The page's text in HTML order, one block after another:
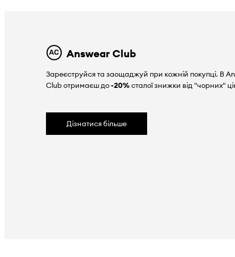
Answear Club
Зареєструйся та заощаджуй при кожній покупці. В
Club отримаєш до-20%сталої знижки від "чорних"
Дізнатися більше